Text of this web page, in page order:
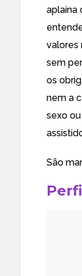
aplaina
valores
sem
os
nem a
sexo
São